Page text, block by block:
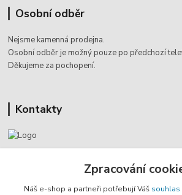
Osobní odběr
Nejsme kamenná prodejna.
Osobní odběr je možný pouze po předchozí
Děkujeme za pochopení.
Kontakty
+420 602 455 633
Zpracování
Náš e-shop a partneři potřebují Váš souhlas